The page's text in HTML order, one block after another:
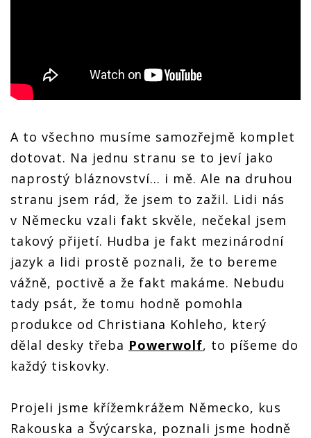
A to všechno musíme samozřejmě komplet
dotovat. Na jednu stranu se to jeví jako
naprostý bláznovství... i mě. Ale na druhou
stranu jsem rád, že jsem to zažil. Lidi nás
v Německu vzali fakt skvěle, nečekal jsem
takový přijetí. Hudba je fakt mezinárodní
jazyk a lidi prostě poznali, že to bereme
vážně, poctivě a že fakt makáme. Nebudu
tady psát, že tomu hodně pomohla
produkce od Christiana Kohleho, který
dělal desky třeba Powerwolf, to píšeme do
každý tiskovky.
Projeli jsme křížemkrážem Německo, kus
Rakouska a Švýcarska, poznali jsme hodně